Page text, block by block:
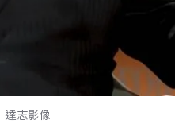
達志影像